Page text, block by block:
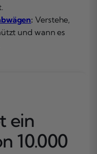
: Verstehe,
und wann es
ein
10.000